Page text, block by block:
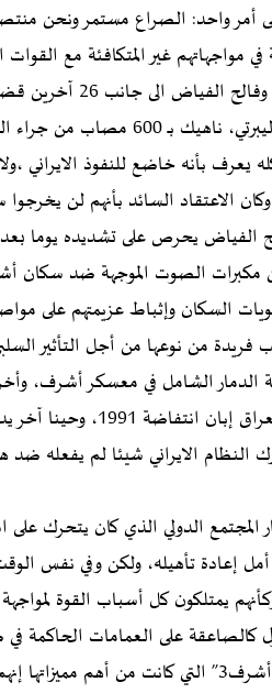
أمر واحد: الصراع مستمر ونحن
الذين قدموا 116 ضحية في مواجهاتهم غير
وتحت إشراف وتوجيه
على معسكر أشرف ومن بعده معسكر
يعرف بأنه خاضع للنفوذ الايراني
الاعتقاد السائد بأنهم لن يخرجوا
الفياض يحرص على تشديده يوما
الصوت الموجهة ضد سكان
السكان وإثباط عزيمتهم على
فريدة من نوعها من أجل التأثير
الدمار الشامل في معسكر أشرف،
المنتفضين في الجنوب وفي
الايراني شيئا لم يفعله ضد
الدولي الذي كان يتحرك على
أمل إعادة تأهيله، ولكن وفي نفس
يمتلكون كل أسباب القوة
كالصاعقة على العمامات الحاكمة
وبين النظام الى مرحلة جديدة، مرحلة”أشرف3”